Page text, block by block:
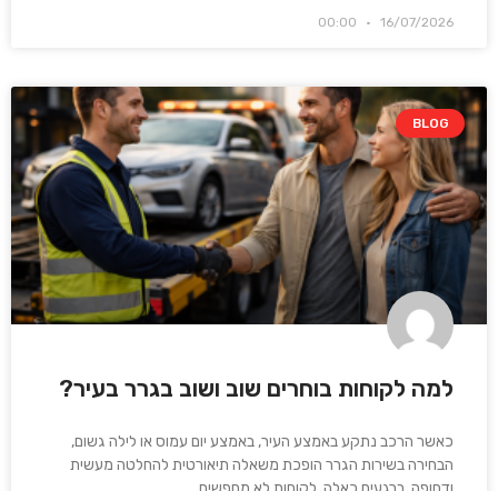
16/07/2026
BLOG
למה לקוחות בוחרים שוב ושוב בגרר בעיר?
כאשר הרכב נתקע באמצע העיר, באמצע יום עמוס או לילה גשום,
הבחירה בשירות הגרר הופכת משאלה תיאורטית להחלטה מעשית